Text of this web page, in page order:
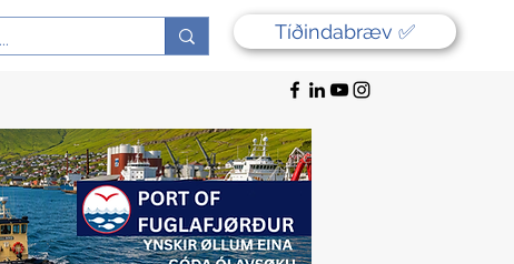
Tíðindabræv ✅